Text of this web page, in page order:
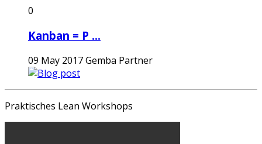
0
Kanban = P ...
09 May 2017Gemba Partner
Praktisches Lean Workshops